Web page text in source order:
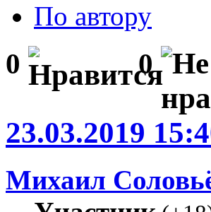
По автору
0 0
23.03.2019
Михаил